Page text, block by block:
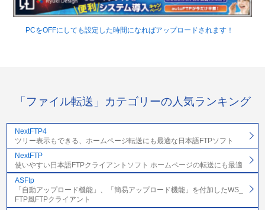
PCをOFFにしても設定した時間になればアップロードされます！
「ファイル転送」カテゴリーの人気ランキング
NextFTP4
ツリー表示もできる、ホームページ転送にも最適な日本語FTPソフト
NextFTP
使いやすい日本語FTPクライアントソフト ホームページの転送にも最適
ASFtp
「自動アップロード機能」、「簡易アップロード機能」を付加したWS_
FTP風FTPクライアント